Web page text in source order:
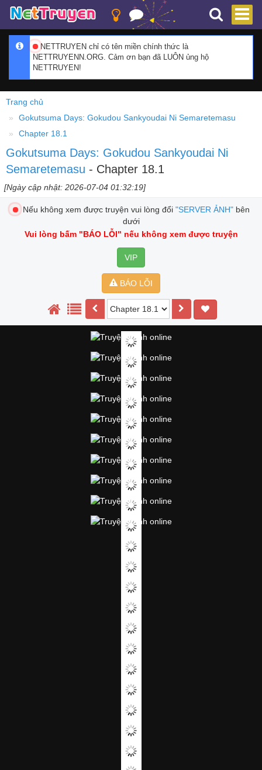
NETTRUYEN chỉ có tên miền chính thức là
NETTRUYENN.ORG. Cảm ơn bạn đã LUÔN ủng hộ
NETTRUYEN!
Trang chủ
Gokutsuma Days: Gokudou Sankyoudai Ni Semaretemasu
Chapter 18.1
Gokutsuma Days: Gokudou Sankyoudai Ni
Semaretemasu - Chapter 18.1
[Ngày cập nhật: 2026-07-04 01:32:19]
Nếu không xem được truyện vui lòng đổi "SERVER ẢNH"bên
dưới
Vui lòng bấm "BÁO LỖI" nếu không xem được truyện
VIP
BÁO LỖI